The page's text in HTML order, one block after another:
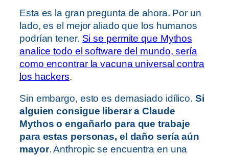
Esta es la gran pregunta de ahora. Por un
lado, es el mejor aliado que los humanos
podrían tener. Si se permite que Mythos
analice todo el software del mundo, sería
como encontrar la vacuna universal contra
los hackers.
Sin embargo, esto es demasiado idílico. Si
alguien consigue liberar a Claude
Mythos o engañarlo para que trabaje
para estas personas, el daño sería aún
mayor. Anthropic se encuentra en una